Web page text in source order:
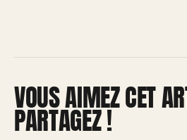
VOUS AIMEZ CET
PARTAGEZ !